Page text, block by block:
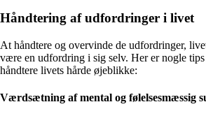
Håndtering af udfordringer i livet
At håndtere og overvinde de udfordringer,
være en udfordring i sig selv. Her er nogle
håndtere livets hårde øjeblikke:
Værdsætning af mental og følelsesmæssig